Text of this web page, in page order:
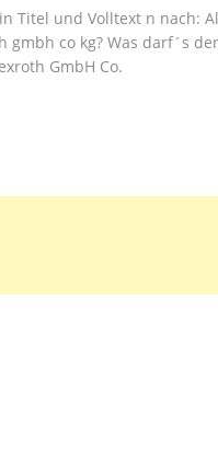
Titel und Volltext n nach:
co kg? Was darf´s
GmbH Co.